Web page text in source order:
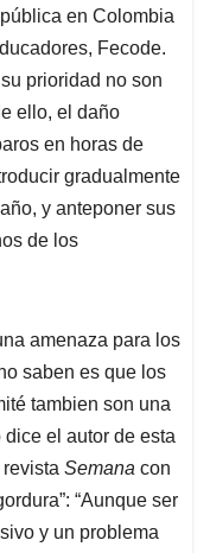
en Colombia
Fecode.
prioridad no son
ello, el daño
en horas de
gradualmente
y anteponer sus
de los
amenaza para los
saben es que los
tambien son una
el autor de esta
Semana con
“Aunque ser
y un problema